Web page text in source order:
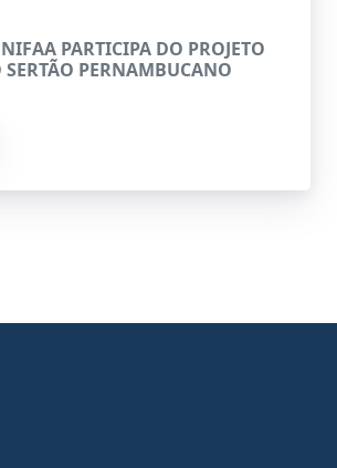
PARTICIPA DO PROJETO
PERNAMBUCANO